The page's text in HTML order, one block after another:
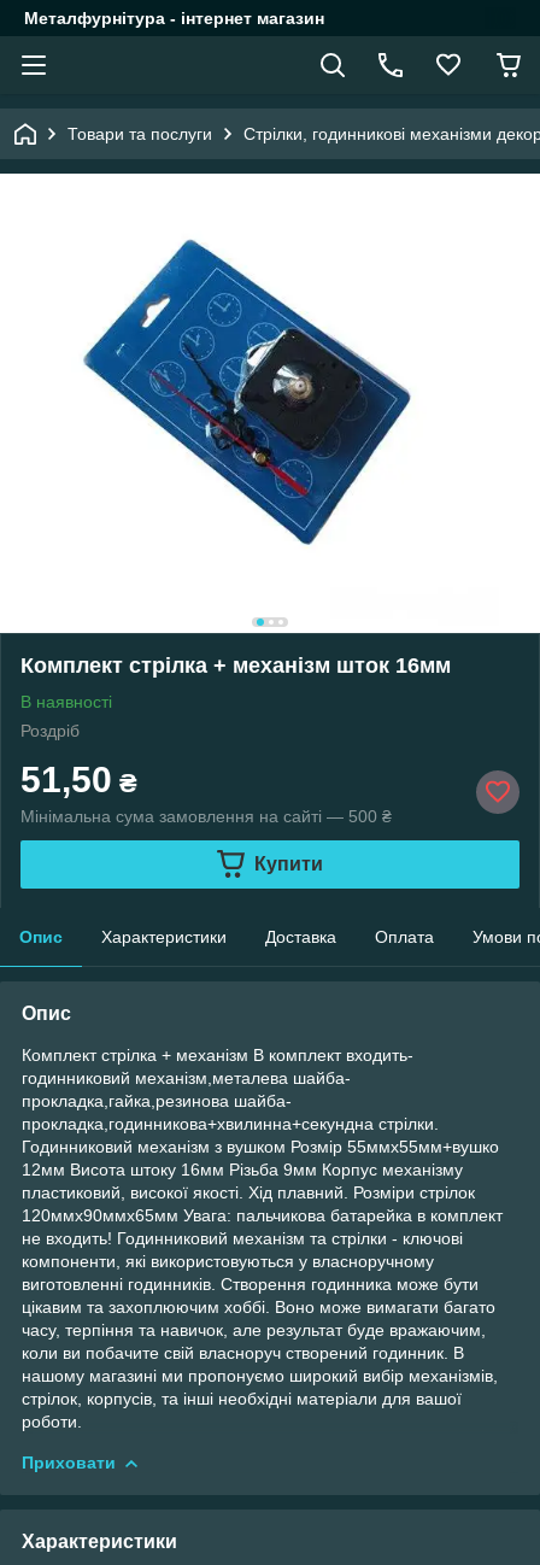
Металфурнітура - інтернет магазин
Товари та послуги Стрілки, годинникові механізми
Комплект стрілка + механізм шток 16мм
В наявності
Роздріб
51,50 ₴
Мінімальна сума замовлення на сайті — 500 ₴
Купити
Опис Характеристики Доставка Оплата Умови
Опис
Комплект стрілка + механізм В комплект входить-
годинниковий механізм,металева шайба-
прокладка,гайка,резинова шайба-
прокладка,годинникова+хвилинна+секундна стрілки.
Годинниковий механізм з вушком Розмір 55ммх55мм+вушко
12мм Висота штоку 16мм Різьба 9мм Корпус механізму
пластиковий, високої якості. Хід плавний. Розміри стрілок
120ммх90ммх65мм Увага: пальчикова батарейка в комплект
не входить! Годинниковий механізм та стрілки - ключові
компоненти, які використовуються у власноручному
виготовленні годинників. Створення годинника може бути
цікавим та захоплюючим хоббі. Воно може вимагати багато
часу, терпіння та навичок, але результат буде вражаючим,
коли ви побачите свій власноруч створений годинник. В
нашому магазині ми пропонуємо широкий вибір механізмів,
стрілок, корпусів, та інші необхідні матеріали для вашої
роботи.
Приховати
Характеристики